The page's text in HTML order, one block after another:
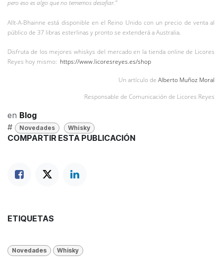
pero eso es algo que no tememos desafiar.”
Allt-A-Bhainne está disponible en el Reino Unido con un precio de venta al
público de 37 libras esterlinas y pronto se extenderá a Australia.
Disfruta de los mejores whiskys del mercado en la tienda online de Licores
Reyes hoy mismo: https://www.licoresreyes.es/shop
Un artículo de Alberto Muñoz Moral
Responsable de Comunicación de Licores Reyes
en Blog
#
Novedades Whisky
COMPARTIR ESTA PUBLICACIÓN
ETIQUETAS
Novedades Whisky